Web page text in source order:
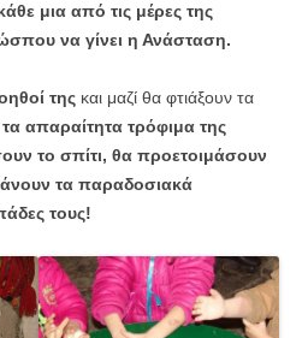
μια από τις μέρες της
να γίνει η Ανάσταση.
της και μαζί θα φτιάξουν τα
απαραίτητα τρόφιμα της
το σπίτι, θα προετοιμάσουν
τα παραδοσιακά
τους!